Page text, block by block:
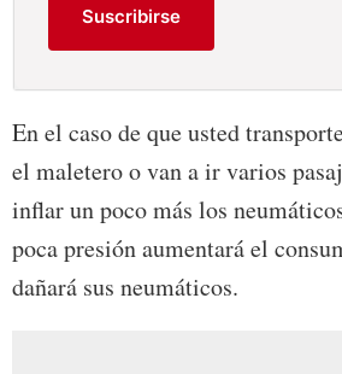
Suscribirse
En el caso de que usted
el maletero o van a ir varios
inflar un poco más los
poca presión aumentará el
dañará sus neumáticos.